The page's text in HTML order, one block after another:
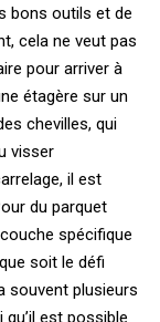
bons outils et de
cela ne veut pas
pour arriver à
étagère sur un
chevilles, qui
visser
il est
du parquet
spécifique
soit le défi
souvent plusieurs
est possible